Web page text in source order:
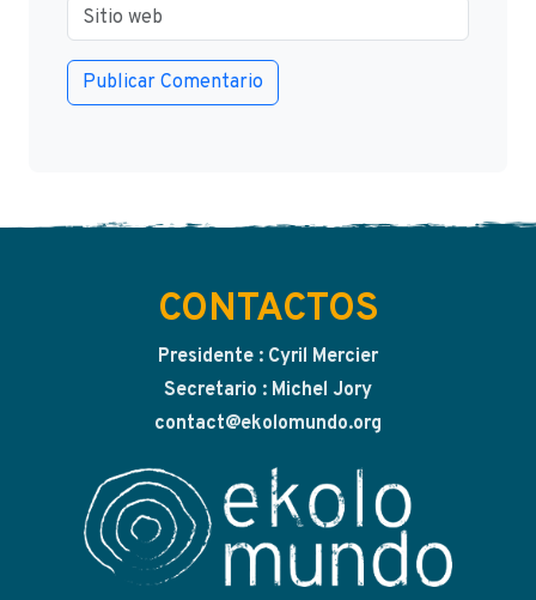
CONTACTOS
Presidente : Cyril Mercier
Secretario : Michel Jory
contact@ekolomundo.org